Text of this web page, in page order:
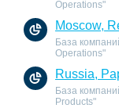
Operations"
Moscow,
База
Operations"
Russia,
База
Products"